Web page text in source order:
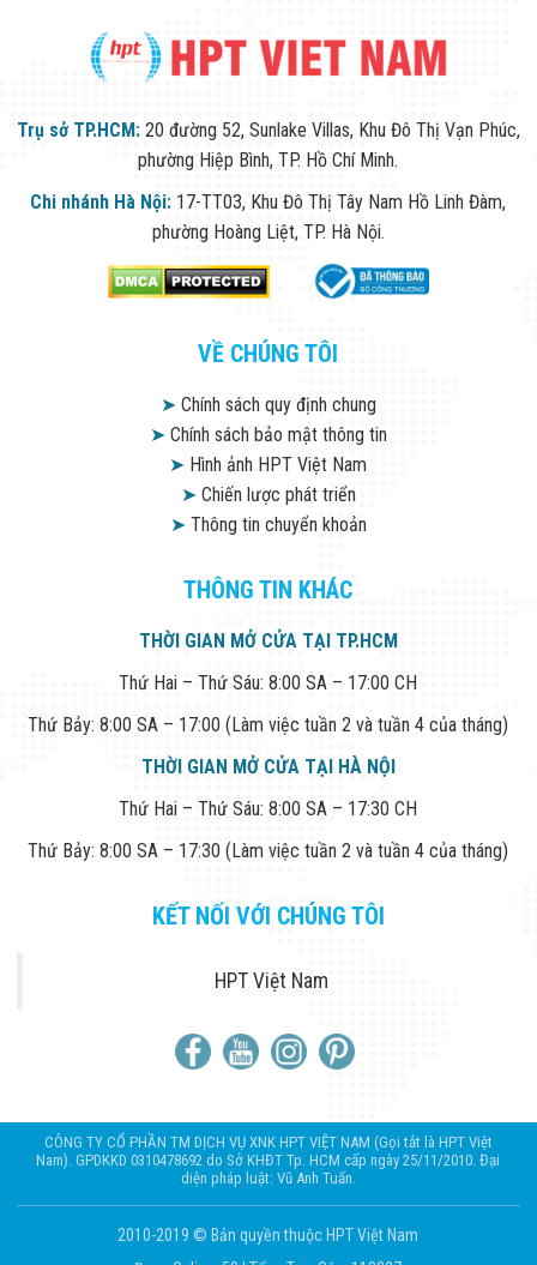
Trụ sở TP.HCM: 20 đường 52, Sunlake Villas, Khu Đô Thị Vạn Phúc,
phường Hiệp Bình, TP. Hồ Chí Minh.
Chi nhánh Hà Nội: 17-TT03, Khu Đô Thị Tây Nam Hồ Linh Đàm,
phường Hoàng Liệt, TP. Hà Nội.
VỀ CHÚNG TÔI
➤Chính sách quy định chung
➤Chính sách bảo mật thông tin
➤ Hình ảnh HPT Việt Nam
➤Chiến lược phát triển
➤Thông tin chuyển khoản
THÔNG TIN KHÁC
THỜI GIAN MỞ CỬA TẠI TP.HCM
Thứ Hai – Thứ Sáu: 8:00 SA – 17:00 CH
Thứ Bảy: 8:00 SA – 17:00 (Làm việc tuần 2 và tuần 4 của tháng)
THỜI GIAN MỞ CỬA TẠI HÀ NỘI
Thứ Hai – Thứ Sáu: 8:00 SA – 17:30 CH
Thứ Bảy: 8:00 SA – 17:30 (Làm việc tuần 2 và tuần 4 của tháng)
KẾT NỐI VỚI CHÚNG TÔI
HPT Việt Nam
CÔNG TY CỔ PHẦN TM DỊCH VỤ XNK HPT VIỆT NAM (Gọi tắt là HPT Việt
Nam). GPDKKD 0310478692 do Sở KHĐT Tp. HCM cấp ngày 25/11/2010. Đại
diện pháp luật: Vũ Anh Tuấn.
2010-2019 © Bản quyền thuộc HPT Việt Nam